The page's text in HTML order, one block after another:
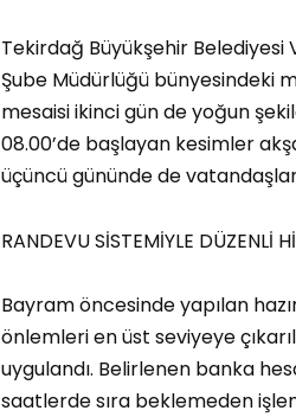
Tekirdağ Büyükşehir Belediyesi
Şube Müdürlüğü bünyesindeki
mesaisi ikinci gün de yoğun
08.00’de başlayan kesimler
üçüncü gününde de
RANDEVU SİSTEMİYLE DÜZENLİ
Bayram öncesinde yapılan
önlemleri en üst seviyeye
uygulandı. Belirlenen banka
saatlerde sıra beklemeden